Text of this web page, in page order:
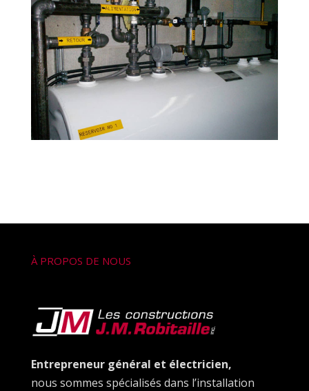
À PROPOS DE NOUS
Entrepreneur général et électricien,
nous sommes spécialisés dans l’installation